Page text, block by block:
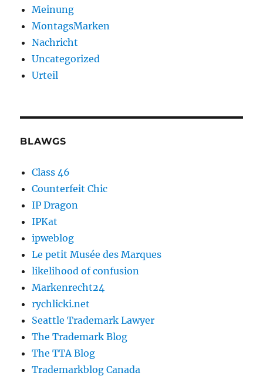
Meinung
MontagsMarken
Nachricht
Uncategorized
Urteil
BLAWGS
Class 46
Counterfeit Chic
IP Dragon
IPKat
ipweblog
Le petit Musée des Marques
likelihood of confusion
Markenrecht24
rychlicki.net
Seattle Trademark Lawyer
The Trademark Blog
The TTA Blog
Trademarkblog Canada